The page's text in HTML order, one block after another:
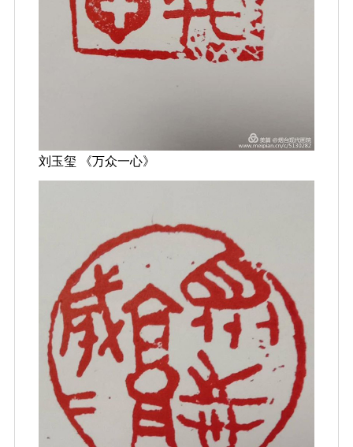
刘玉玺 《万众一心》